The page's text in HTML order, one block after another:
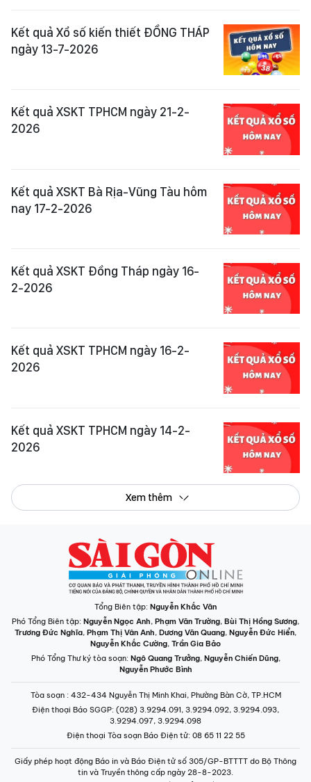
Kết quả Xổ số kiến thiết ĐỒNG THÁP
ngày 13-7-2026
Kết quả XSKT TPHCM ngày 21-2-
2026
Kết quả XSKT Bà Rịa-Vũng Tàu hôm
nay 17-2-2026
Kết quả XSKT Đồng Tháp ngày 16-
2-2026
Kết quả XSKT TPHCM ngày 16-2-
2026
Kết quả XSKT TPHCM ngày 14-2-
2026
Xem thêm
Tổng Biên tập: Nguyễn Khắc Văn
Phó Tổng Biên tập: Nguyễn Ngọc Anh, Phạm Văn Trường, Bùi Thị Hồng Sương,
Trương Đức Nghĩa, Phạm Thị Vân Anh, Dương Văn Quang, Nguyễn Đức Hiển,
Nguyễn Khắc Cường, Trần Gia Bảo
Phó Tổng Thư ký tòa soạn: Ngô Quang Trưởng, Nguyễn Chiến Dũng,
Nguyễn Phước Bình
Tòa soạn : 432-434 Nguyễn Thị Minh Khai, Phường Bàn Cờ, TP.HCM
Điện thoại Báo SGGP: (028) 3.9294.091, 3.9294.092, 3.9294.093,
3.9294.097, 3.9294.098
Điện thoại Tòa soạn Báo Điện tử: 08 65 11 22 55
Giấy phép hoạt động Báo in và Báo Điện tử số 305/GP-BTTTT do Bộ Thông
tin và Truyền thông cấp ngày 28-8-2023.